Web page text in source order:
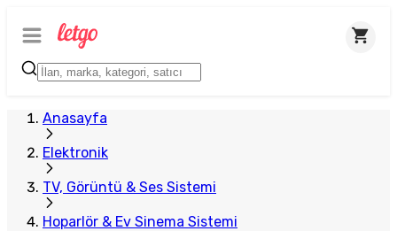
Anasayfa
Elektronik
TV, Görüntü & Ses Sistemi
Hoparlör & Ev Sinema Sistemi
Plus Satıcı